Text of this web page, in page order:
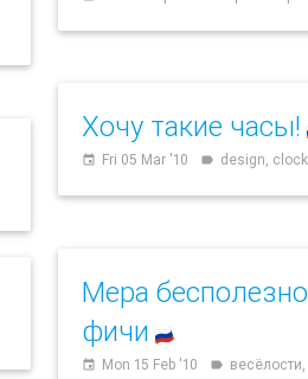
Хочу такие часы!
event Fri 05 Mar '10 label design,
Мера
фичи 🇷🇺
event Mon 15 Feb '10 label